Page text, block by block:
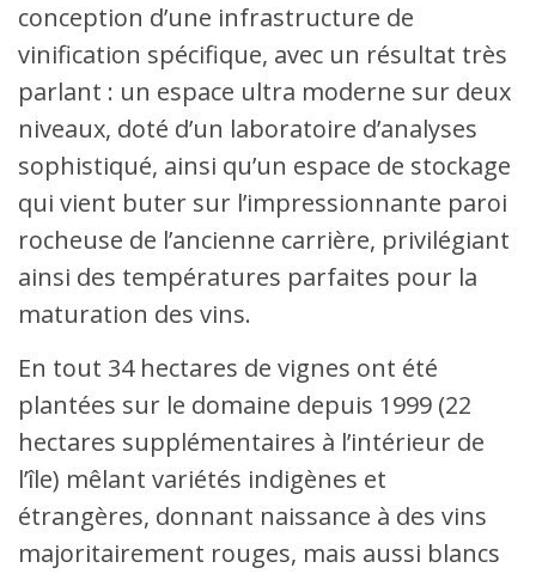
conception d’une infrastructure de
vinification spécifique, avec un résultat très
parlant : un espace ultra moderne sur deux
niveaux, doté d’un laboratoire d’analyses
sophistiqué, ainsi qu’un espace de stockage
qui vient buter sur l’impressionnante paroi
rocheuse de l’ancienne carrière, privilégiant
ainsi des températures parfaites pour la
maturation des vins.
En tout 34 hectares de vignes ont été
plantées sur le domaine depuis 1999 (22
hectares supplémentaires à l’intérieur de
l’île) mêlant variétés indigènes et
étrangères, donnant naissance à des vins
majoritairement rouges, mais aussi blancs